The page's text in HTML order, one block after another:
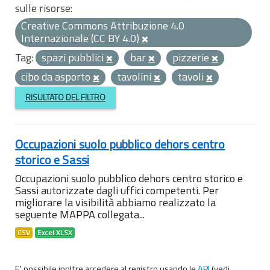
sulle risorse:
Creative Commons Attribuzione 4.0
Internazionale (CC BY 4.0)
Tag: spazi pubblici bar
pizzerie
cibo da asporto
tavolini tavoli
RISULTATO DEL FILTRO
Occupazioni suolo pubblico dehors centro
storico e Sassi
Occupazioni suolo pubblico dehors centro storico e
Sassi autorizzate dagli uffici competenti. Per
migliorare la visibilità abbiamo realizzato la
seguente MAPPA collegata...
CSV Excel XLSX